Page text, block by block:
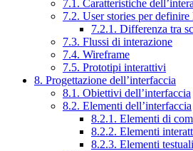
7.1. Caratteristiche
7.2. User stories per definire
7.2.1. Differenza tra
7.3. Flussi di interazione
7.4. Wireframe
7.5. Prototipi interattivi
8. Progettazione dell’interfaccia
8.1. Obiettivi dell’interfaccia
8.2. Elementi dell’interfaccia
8.2.1. Elementi di
8.2.2. Elementi
8.2.3. Elementi